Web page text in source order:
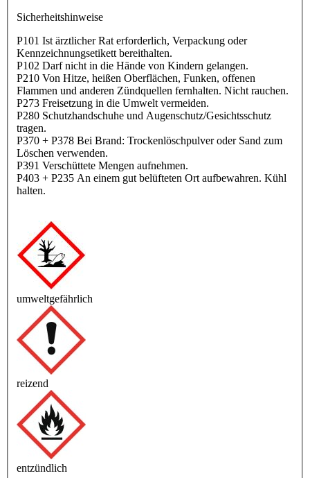
Sicherheitshinweise
P101 Ist ärztlicher Rat erforderlich, Verpackung oder
Kennzeichnungsetikett bereithalten.
P102 Darf nicht in die Hände von Kindern gelangen.
P210 Von Hitze, heißen Oberflächen, Funken, offenen
Flammen und anderen Zündquellen fernhalten. Nicht rauchen.
P273 Freisetzung in die Umwelt vermeiden.
P280 Schutzhandschuhe und Augenschutz/Gesichtsschutz
tragen.
P370 + P378 Bei Brand: Trockenlöschpulver oder Sand zum
Löschen verwenden.
P391 Verschüttete Mengen aufnehmen.
P403 + P235 An einem gut belüfteten Ort aufbewahren. Kühl
halten.
umweltgefährlich
reizend
entzündlich